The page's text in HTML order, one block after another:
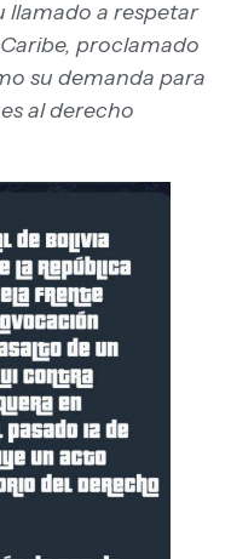
llamado a respetar
proclamado
su demanda para
al derecho